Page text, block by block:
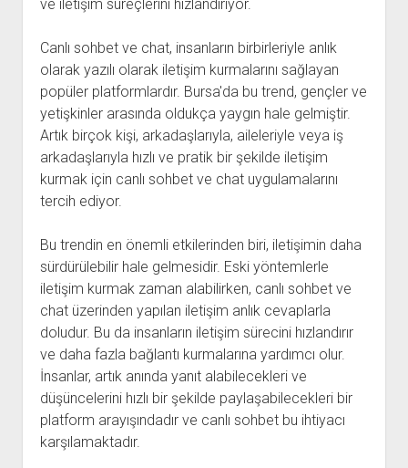
ve iletişim süreçlerini hızlandırıyor.
Canlı sohbet ve chat, insanların birbirleriyle anlık
olarak yazılı olarak iletişim kurmalarını sağlayan
popüler platformlardır. Bursa'da bu trend, gençler ve
yetişkinler arasında oldukça yaygın hale gelmiştir.
Artık birçok kişi, arkadaşlarıyla, aileleriyle veya iş
arkadaşlarıyla hızlı ve pratik bir şekilde iletişim
kurmak için canlı sohbet ve chat uygulamalarını
tercih ediyor.
Bu trendin en önemli etkilerinden biri, iletişimin daha
sürdürülebilir hale gelmesidir. Eski yöntemlerle
iletişim kurmak zaman alabilirken, canlı sohbet ve
chat üzerinden yapılan iletişim anlık cevaplarla
doludur. Bu da insanların iletişim sürecini hızlandırır
ve daha fazla bağlantı kurmalarına yardımcı olur.
İnsanlar, artık anında yanıt alabilecekleri ve
düşüncelerini hızlı bir şekilde paylaşabilecekleri bir
platform arayışındadır ve canlı sohbet bu ihtiyacı
karşılamaktadır.